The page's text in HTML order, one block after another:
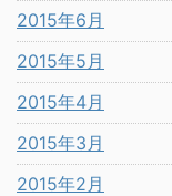
2015年6月
2015年5月
2015年4月
2015年3月
2015年2月